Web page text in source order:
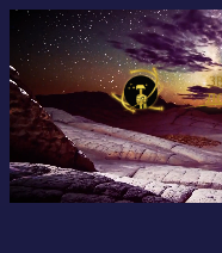
Перейти
содержимому